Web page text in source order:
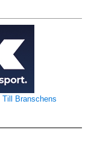
Till Branschens